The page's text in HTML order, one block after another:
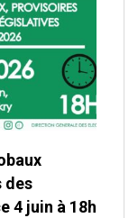
des
4 juin à 18h